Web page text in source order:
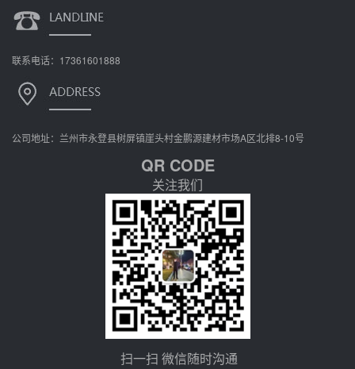
联系电话：17361601888
公司地址：兰州市永登县树屏镇崖头村金鹏源建材市场A区北排8-10号
QR CODE
关注我们
扫一扫 微信随时沟通